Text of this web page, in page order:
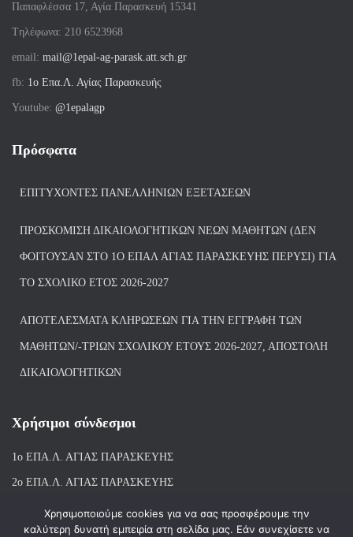
Παπαφλέσσα 17, Αγία Παρασκευή 15341
Tηλέφωνα: 210 6523968
email: mail@1epal-ag-parask.att.sch.gr
fb: 1ο Επα.Λ. Αγίας Παρασκευής
Youtube: @1epalagp
Πρόσφατα
ΕΠΙΤΥΧΌΝΤΕΣ ΠΑΝΕΛΛΗΝΊΩΝ ΕΞΕΤΆΣΕΩΝ
ΠΡΟΣΚΌΜΙΣΗ ΔΙΚΑΙΟΛΟΓΗΤΙΚΏΝ ΝΈΩΝ ΜΑΘΗΤΏΝ (ΔΕΝ
ΦΟΙΤΟΎΣΑΝ ΣΤΟ 1Ο ΕΠΑΛ ΑΓΙΑΣ ΠΑΡΑΣΚΕΥΗΣ ΠΈΡΥΣΙ) ΓΙΑ
ΤΟ ΣΧΟΛΙΚΌ ΈΤΟΣ 2026-2027
ΑΠΟΤΕΛΈΣΜΑΤΑ ΚΛΗΡΏΣΕΩΝ ΓΙΑ ΤΗΝ ΕΓΓΡΑΦΉ ΤΩΝ
ΜΑΘΗΤΏΝ/-ΤΡΙΏΝ ΣΧΟΛΙΚΟΎ ΈΤΟΥΣ 2026-2027, ΑΠΟΣΤΟΛΉ
ΔΙΚΑΙΟΛΟΓΗΤΙΚΏΝ
Χρήσιμοι σύνδεσμοι
1ο ΕΠΑ.Λ. ΑΓΙΑΣ ΠΑΡΑΣΚΕΥΗΣ
2ο ΕΠΑ.Λ. ΑΓΙΑΣ ΠΑΡΑΣΚΕΥΗΣ
1ο Ε.Κ. ΑΓΙΑΣ ΠΑΡΑΣΚΕΥΗΣ
ΒΙΒΛΙΟΘΗΚΗ 1ου & 2ου ΕΠΑΛ ΑΓΙΑΣ ΠΑΡΑΣΚΕΥΗΣ
Χρησιμοποιούμε cookies για να σας προσφέρουμε την
καλύτερη δυνατή εμπειρία στη σελίδα μας. Εάν συνεχίσετε να